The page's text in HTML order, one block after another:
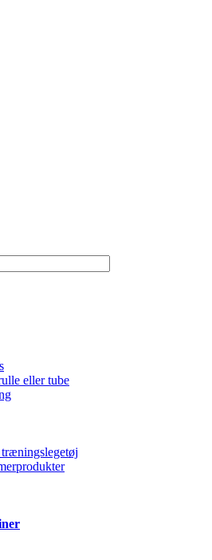
eller tube